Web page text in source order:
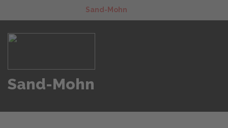
Sand-Mohn
Sand-Mohn